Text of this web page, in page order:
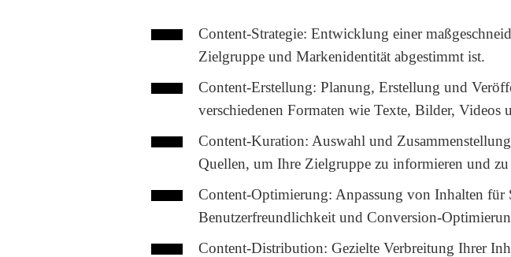
Content-Strategie: Entwicklung einer
Zielgruppe und Markenidentität abgestimmt ist.
Content-Erstellung: Planung, Erstellung und
verschiedenen Formaten wie Texte, Bilder, Videos
Content-Kuration: Auswahl und
Quellen, um Ihre Zielgruppe zu informieren und
Content-Optimierung: Anpassung von Inhalten für
Benutzerfreundlichkeit und Conversion-
Content-Distribution: Gezielte Verbreitung Ihrer